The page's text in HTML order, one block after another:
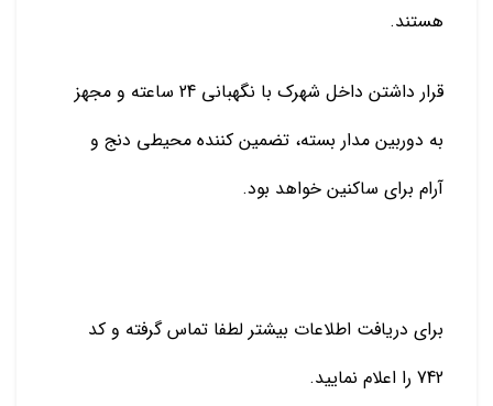
هستند.
قرار داشتن داخل شهرک با نگهبانی 24 ساعته و مجهز
به دوربین مدار بسته، تضمین کننده محیطی دنج و
آرام برای ساکنین خواهد بود.
برای دریافت اطلاعات بیشتر لطفا تماس گرفته و کد
742 را اعلام نمایید.